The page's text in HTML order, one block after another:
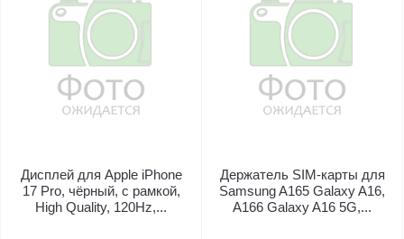
Дисплей для Apple iPhone
17 Pro, чёрный, с рамкой,
High Quality, 120Hz,...
Держатель SIM-карты для
Samsung A165 Galaxy A16,
A166 Galaxy A16 5G,...